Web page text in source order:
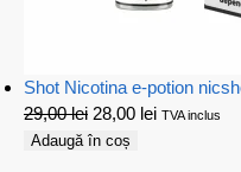
Shot Nicotina e-potion
29,00lei 28,00 lei TVA inclus
Adaugă în coș